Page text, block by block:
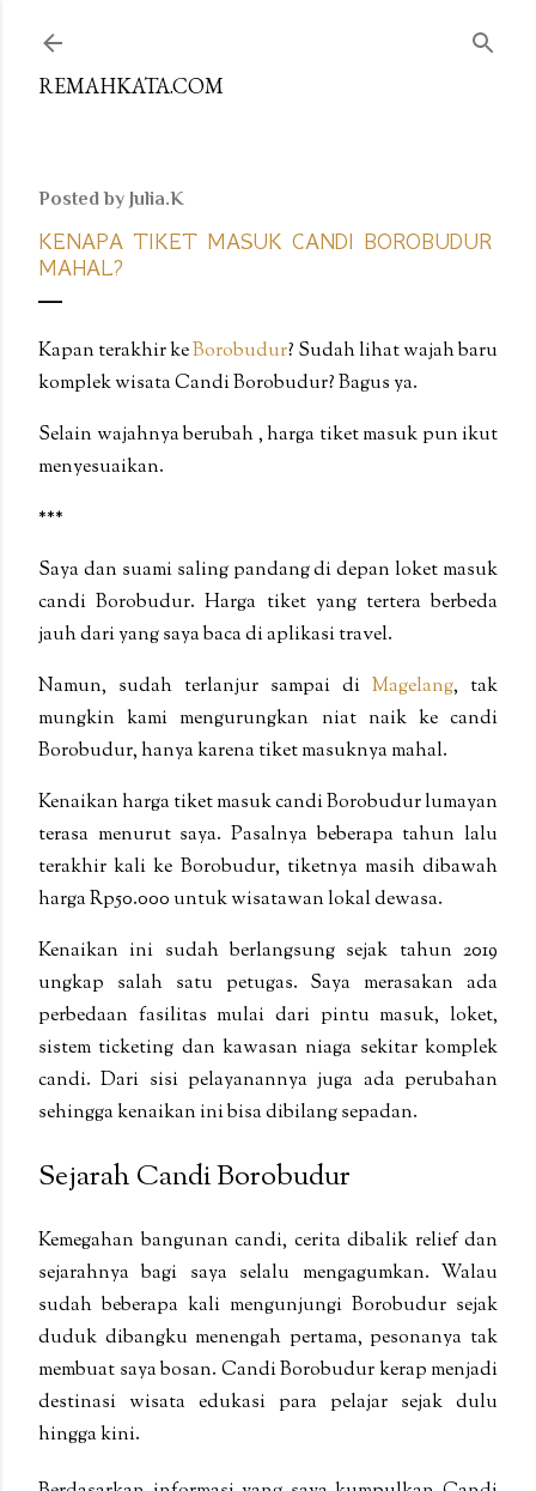
REMAHKATA.COM
Posted by Julia.K
KENAPA TIKET MASUK CANDI BOROBUDUR
MAHAL?
Kapan terakhir keBorobudur? Sudah lihat wajah baru
komplek wisata Candi Borobudur? Bagus ya.
Selain wajahnya berubah , harga tiket masuk pun ikut
menyesuaikan.
***
Saya dan suami saling pandang di depan loket masuk
candi Borobudur. Harga tiket yang tertera berbeda
jauh dari yang saya baca di aplikasi travel.
Namun, sudah terlanjur sampai di Magelang, tak
mungkin kami mengurungkan niat naik ke candi
Borobudur, hanya karena tiket masuknya mahal.
Kenaikan harga tiket masuk candi Borobudur lumayan
terasa menurut saya. Pasalnya beberapa tahun lalu
terakhir kali ke Borobudur, tiketnya masih dibawah
harga Rp50.000 untuk wisatawan lokal dewasa.
Kenaikan ini sudah berlangsung sejak tahun 2019
ungkap salah satu petugas. Saya merasakan ada
perbedaan fasilitas mulai dari pintu masuk, loket,
sistem ticketing dan kawasan niaga sekitar komplek
candi. Dari sisi pelayanannya juga ada perubahan
sehingga kenaikan ini bisa dibilang sepadan.
Sejarah Candi Borobudur
Kemegahan bangunan candi, cerita dibalik relief dan
sejarahnya bagi saya selalu mengagumkan. Walau
sudah beberapa kali mengunjungi Borobudur sejak
duduk dibangku menengah pertama, pesonanya tak
membuat saya bosan. Candi Borobudur kerap menjadi
destinasi wisata edukasi para pelajar sejak dulu
hingga kini.